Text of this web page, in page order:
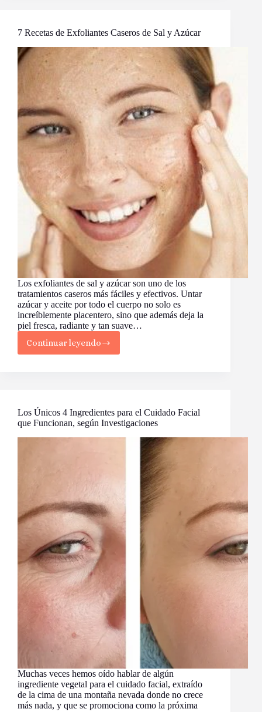
(y
Evitarlos
sin
Perder
Paciencia)
7 Recetas de Exfoliantes Caseros de Sal y Azúcar
Los exfoliantes de sal y azúcar son uno de los
tratamientos caseros más fáciles y efectivos. Untar
azúcar y aceite por todo el cuerpo no solo es
increíblemente placentero, sino que además deja la
piel fresca, radiante y tan suave…
Continuar leyendo
7
Recetas
Sal
y
Los Únicos 4 Ingredientes para el Cuidado Facial
que Funcionan, según Investigaciones
Muchas veces hemos oído hablar de algún
ingrediente vegetal para el cuidado facial, extraído
de la cima de una montaña nevada donde no crece
más nada, y que se promociona como la próxima